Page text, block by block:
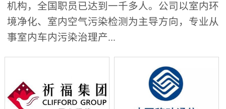
机构，全国职员已达到一千多人。公司以室内环
境净化、室内空气污染检测为主导方向，专业从
事室内车内污染治理产...